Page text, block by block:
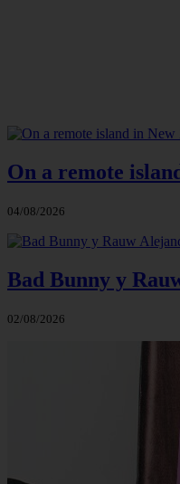
On a remote
04/08/2026
Bad Bunny y
02/08/2026